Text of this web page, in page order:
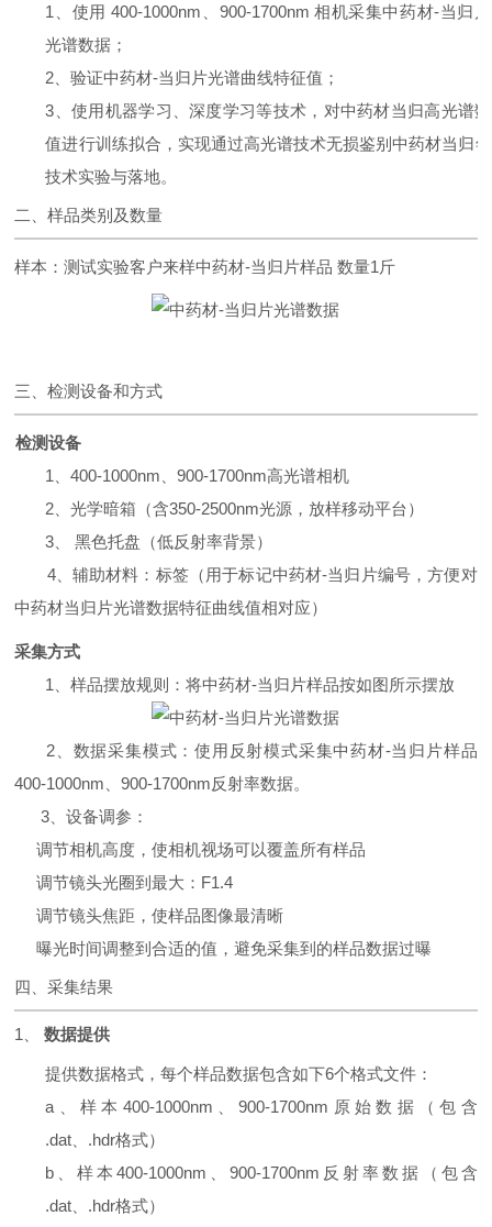
1、使用 400-1000nm、900-1700nm 相机采集中药材-当归
光谱数据；
2、验证中药材-当归片光谱曲线特征值 ；
3、使用机器学习、深度学习等技术，对中药材当归高光谱
值进行训练拟合，实现通过高光谱技术无损鉴别中药材当归
技术实验与落地。
二、样品类别及数量
样本：测试实验客户来样中药材-当归片样品 数量1斤
三、检测设备和方式
检测设备
1、400-1000nm、900-1700nm高光谱相机
2、光学暗箱（含350-2500nm光源，放样移动平台）
3、 黑色托盘（低反射率背景）
4、辅助材料：标签（用于标记中药材-当归片编号，方便对
中药材当归片光谱数据特征曲线值相对应）
采集方式
1、样品摆放规则：将中药材-当归片样品按如图所示摆放
2、数据采集模式：使用反射模式采集中药材-当归片样品
400-1000nm、900-1700nm反射率数据。
3、设备调参：
调节相机高度，使相机视场可以覆盖所有样品
调节镜头光圈到最大：F1.4
调节镜头焦距，使样品图像最清晰
曝光时间调整到合适的值，避免采集到的样品数据过曝
四、采集结果
1、数据提供
提供数据格式，每个样品数据包含如下6个格式文件：
a、样本400-1000nm、900-1700nm原始数据（包含
.dat、.hdr格式）
b、样本400-1000nm、900-1700nm反射率数据（包含
.dat、.hdr格式）